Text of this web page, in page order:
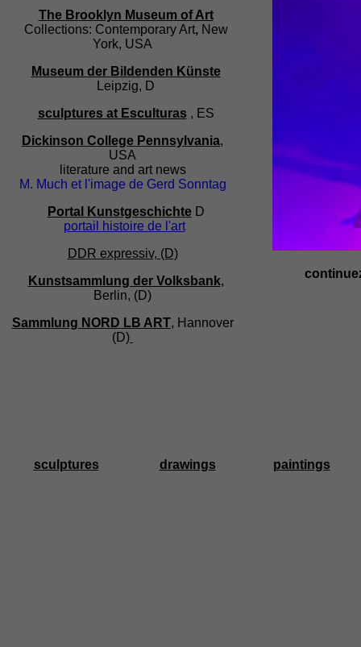
The Brooklyn Museumof Art
Collections: Contemporary Art,New
York, USA
Museum der Bildenden Künste
Leipzig, D
sculptures at Esculturas , ES
Dickinson College Pennsylvania,
USA
literature and art news
M. Much et l'image de Gerd Sonntag
Portal Kunstgeschichte D
portail
histoire de l'art
DDR expressiv, (D)
Kunstsammlung der Volksbank,
Berlin, (D)
Sammlung NORD LB ART, Hannover
(D)
sculptures drawings paintings